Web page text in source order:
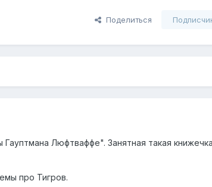
Поделиться
Люфтваффе". Занятная такая
про Тигров.